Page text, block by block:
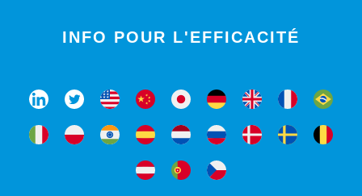
INFO POUR L'EFFICACITÉ